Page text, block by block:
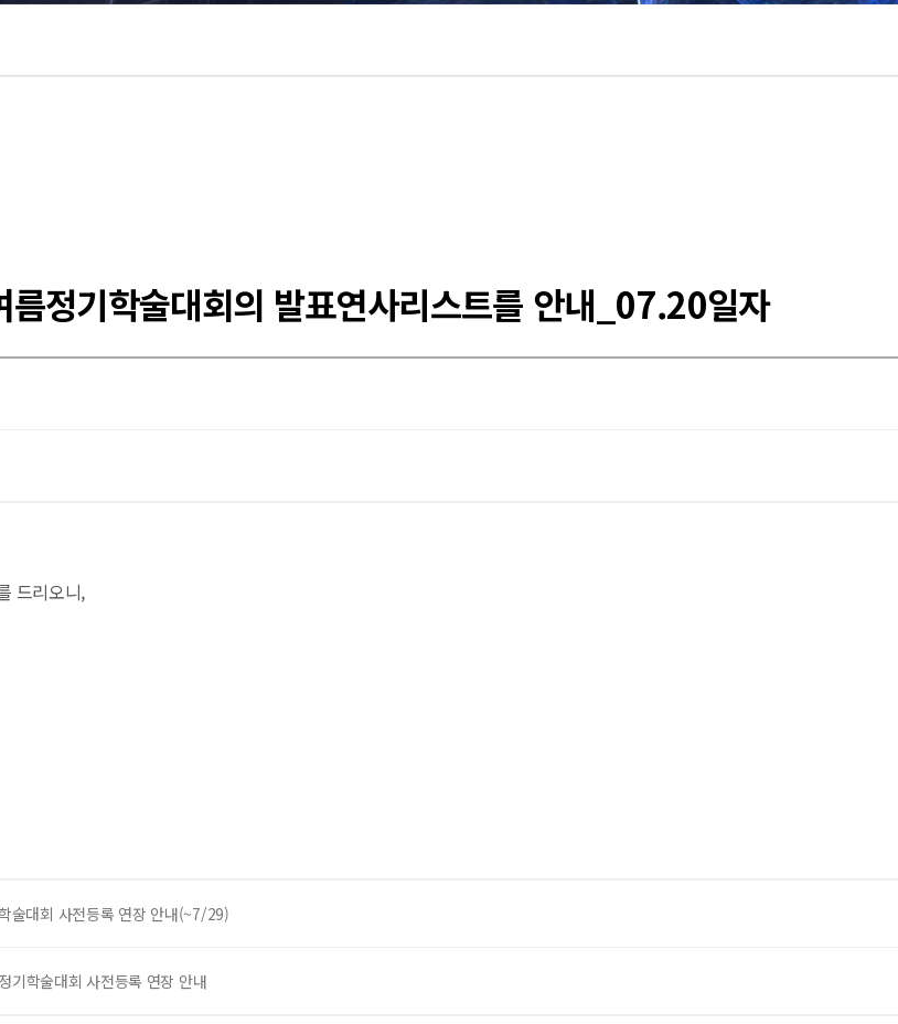
름정기학술대회의 발표연사리스트를 안내_07.20일자
드리오니,
술대회 사전등록 연장 안내(~7/29)
학술대회 사전등록 연장 안내